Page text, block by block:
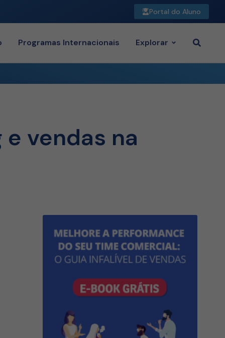
Portal do Aluno
Programas Internacionais Explorar
vendas na